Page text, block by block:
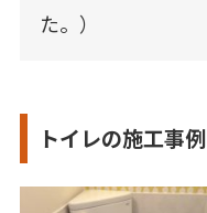
た。）
トイレの施工事例